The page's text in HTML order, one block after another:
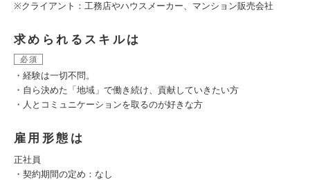
※クライアント：工務店やハウスメーカー、マンション販売会社
求められるスキルは
必須
・経験は一切不問。
・自ら決めた「地域」で働き続け、貢献していきたい方
・人とコミュニケーションを取るのが好きな方
雇用形態は
正社員
・契約期間の定め：なし